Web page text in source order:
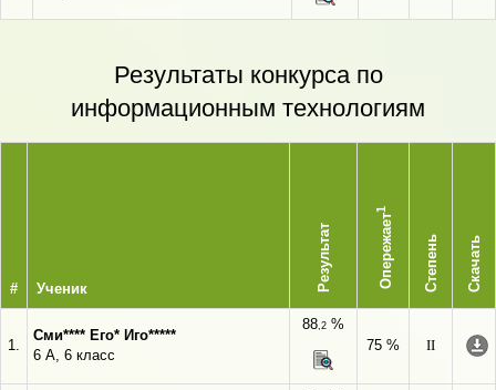
Результаты конкурса по
информационным технологиям
# Ученик Результат Опережает
1
Степень Скачать
1.
Сми**** Его* Иго*****
6 А, 6 класс
88,2 %
75 %
II